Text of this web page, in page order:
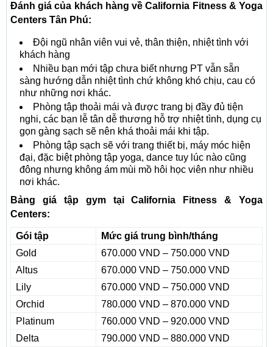
Đánh giá của khách hàng về California Fitness & Yoga
Centers Tân Phú:
Đội ngũ nhân viên vui vẻ, thân thiện, nhiệt tình với
khách hàng
Nhiều bạn mới tập chưa biết nhưng PT vẫn sẵn
sàng hướng dẫn nhiệt tình chứ không khó chịu, cau có
như những nơi khác.
Phòng tập thoải mái và được trang bị đầy đủ tiện
nghi, các bạn lễ tân dễ thương hỗ trợ nhiệt tình, dụng cụ
gọn gàng sạch sẽ nên khá thoải mái khi tập.
Phòng tập sạch sẽ với trang thiết bị, máy móc hiện
đại, đặc biệt phòng tập yoga, dance tuy lúc nào cũng
đông nhưng không ám mùi mồ hôi học viên như nhiều
nơi khác.
Bảng giá tập gym tại California Fitness & Yoga
Centers:
Gói tập
Mức giá trung bình/tháng
Gold
670.000 VND – 750.000 VND
Altus
670.000 VND – 750.000 VND
Lily
670.000 VND – 750.000 VND
Orchid
780.000 VND – 870.000 VND
Platinum
760.000 VND – 920.000 VND
Delta
790.000 VND – 880.000 VND